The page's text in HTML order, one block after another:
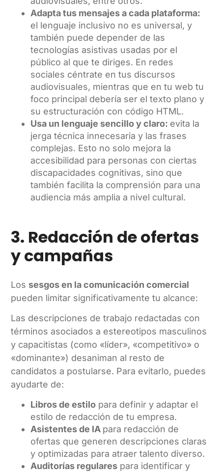
Adapta tus mensajes a cada plataforma:
el lenguaje inclusivo no es universal, y
también puede depender de las
tecnologías asistivas usadas por el
público al que te diriges. En redes
sociales céntrate en tus discursos
audiovisuales, mientras que en tu web tu
foco principal debería ser el texto plano y
su estructuración con código HTML.
Usa un lenguaje sencillo y claro: evita la
jerga técnica innecesaria y las frases
complejas. Esto no solo mejora la
accesibilidad para personas con ciertas
discapacidades cognitivas, sino que
también facilita la comprensión para una
audiencia más amplia a nivel cultural.
3. Redacción de ofertas
y campañas
Los sesgos en la comunicación comercial
pueden limitar significativamente tu alcance:
Las descripciones de trabajo redactadas con
términos asociados a estereotipos masculinos
y capacitistas (como «líder», «competitivo» o
«dominante») desaniman al resto de
candidatos a postularse. Para evitarlo, puedes
ayudarte de:
Libros de estilo para definir y adaptar el
estilo de redacción de tu empresa.
Asistentes de IA para redacción de
ofertas que generen descripciones claras
y optimizadas para atraer talento diverso.
Auditorías regulares para identificar y